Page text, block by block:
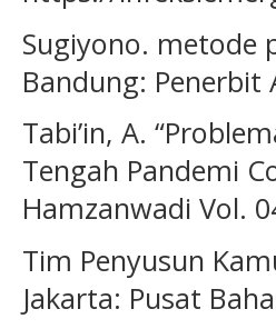
Sugiyono. metode
Bandung: Penerbit
Tabi’in, A.
Tengah Pandemi
Hamzanwadi Vol.
Tim Penyusun
Jakarta: Pusat